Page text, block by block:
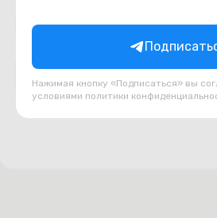
Нажимая кнопку «Подписаться» вы
условиями политики
Подборки товаров